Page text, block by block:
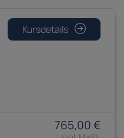
Kursdetails
765,00 €